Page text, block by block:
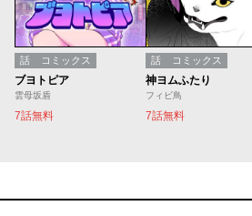
話 コミックス
ブヨトピア
雲母坂盾
7話無料
話 コミックス
神ヨムふたり
フィビ鳥
7話無料